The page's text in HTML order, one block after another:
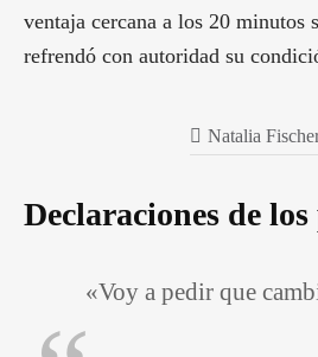
ventaja cercana a los 20 minutos
refrendó con autoridad su
Natalia
Declaraciones de
«Voy a pedir que